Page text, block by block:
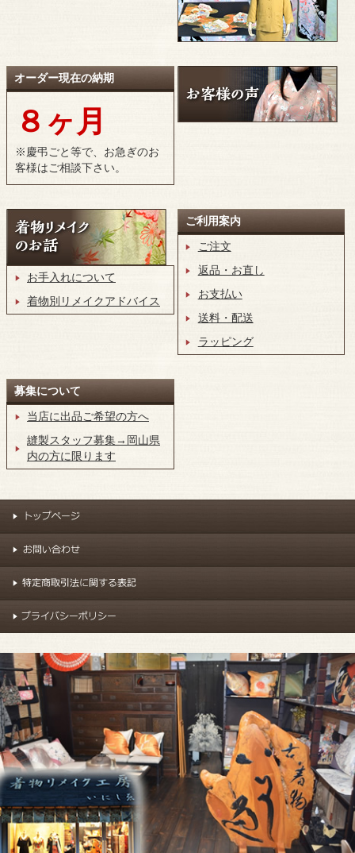
オーダー現在の納期
８ヶ月
※慶弔ごと等で、お急ぎのお
客様はご相談下さい。
お手入れについて
着物別リメイクアドバイス
ご利用案内
ご注文
返品・お直し
お支払い
送料・配送
ラッピング
募集について
当店に出品ご希望の方へ
縫製スタッフ募集→岡山県
内の方に限ります